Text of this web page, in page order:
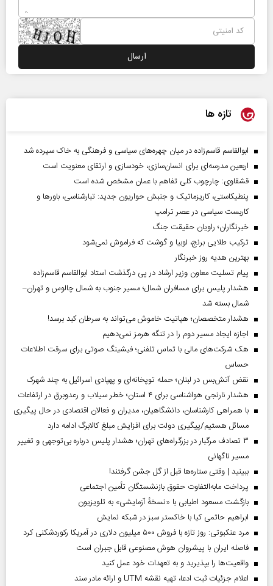
تازه ها
ابوالقاسم قاسم‌زاده در میان چهره‌های سیاسی و فرهنگی به خاک سپرده شد
اربعین مدرسه‌ای برای انسان‌سازی، خودسازی و ارتقای معنویت است
قشقاوی: چارچوب کلی تفاهم با عمان مشخص شده است
پنطیکاستی، کاریزماتیک و جنبش حواریون جدید: تبارشناسی، باور‌ها و
کاربست سیاسی در عصر ترامپ
خبرنگاران؛ راویان حقیقت جنگ
ترکیب طلایی برنج، لوبیا و گوشت که فراموش نمی‌شود
بهترین هدیه روز خبرنگار
پیام تسلیت معاون وزیر ارشاد در پی درگذشت استاد ابوالقاسم قاسم‌زاده
هشدار پلیس برای مسافران شمال؛ مسیر جنوب به شمال چالوس و تهران–
شمال بسته شد
هشدار متخصصان؛ هپاتیت خاموش می‌تواند به سرطان کبد برسد!
اجازه ایجاد مسیر دوم را در تنگه هرمز نمی‌دهیم
هک شرکت‌های مالی با تماس تلفنی؛ فیشینگ صوتی برای سرقت اطلاعات
حساس
نقض آتش‌بس در لبنان؛ حمله توپخانه‌ای و پهپادی اسرائیل به چند شهرک
هشدار نارنجی هواشناسی برای ۴ استان؛ خطر سیلاب و رعدوبرق در ارتفاعات
با همراهی کارشناسان، دانشگاهیان، مدیران و فعالان اقتصادی در حال پیگیری
مسائل هستیم/پیگیری دولت برای افزایش مبلغ کالابرگ ادامه دارد
۳ تصادف مرگبار در بزرگراه‌های تهران؛ هشدار پلیس درباره بی‌توجهی و تغییر
مسیر ناگهانی
ببینید | وقتی ستاره‌ها قبل از گل جشن گرفتند!
پرداخت مابه‌التفاوت حقوق بازنشستگان تأمین اجتماعی
بازگشت مسعود اطیابی با «نسخهٔ آزمایشی» به تلویزیون
ابراهیم حاتمی کیا با خاکستر سبز در شبکه نمایش
مرد عنکبوتی: روز تازه با فروش ۵۰۰ میلیون دلاری در آمریکا رکوردشکنی کرد
فاصله ایران با پیشرو‌ان هوش مصنوعی قابل جبران است
واقعیت‌ها را بپذیرید و به تعهدات خود عمل کنید
اعلام جزئیات ثبت ادعا، تهیه نقشه UTM و ارائه مادر سند